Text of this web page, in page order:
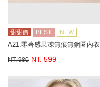
甜甜價 BEST NEW
A21.零著感果凍無痕無鋼圈內衣
NT. 980 NT. 599